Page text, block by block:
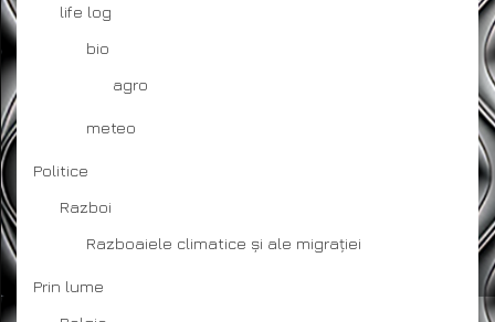
life log
bio
agro
meteo
Politice
Razboi
Razboaiele climatice și ale migrației
Prin lume